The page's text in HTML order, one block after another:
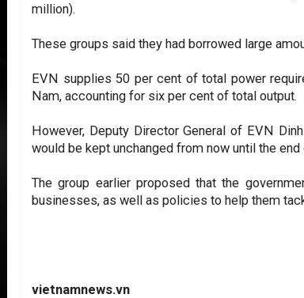
million).
These groups said they had borrowed large
EVN supplies 50 per cent of total power
Nam, accounting for six per cent of total output.
However, Deputy Director General of EVN
would be kept unchanged from now until the end
The group earlier proposed that the
businesses, as well as policies to help them
vietnamnews.vn